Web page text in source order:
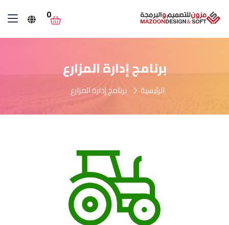
0
برنامج إدارة المزارع
الرئيسية برنامج إدارة المزارع